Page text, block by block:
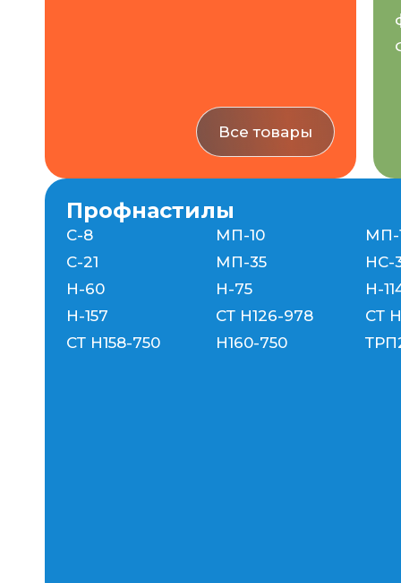
Все товары
Профнастилы
C-8 МП-10
МП-
С-21
МП-35
НС-
Н-60
Н-75
Н-
Н-157
СТ Н126-978
СТ
СТ Н158-750
Н160-750